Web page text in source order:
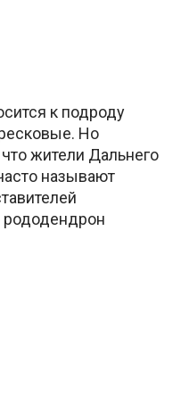
к подроду
Но
жители Дальнего
называют
рододендрон